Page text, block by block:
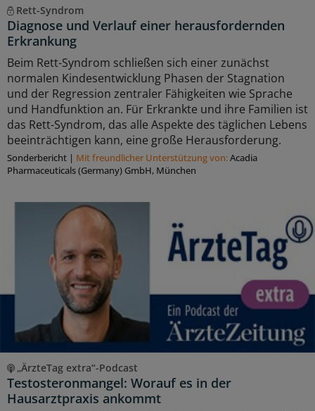
Rett-Syndrom
Diagnose und Verlauf einer herausfordernden
Erkrankung
Beim Rett-Syndrom schließen sich einer zunächst
normalen Kindesentwicklung Phasen der Stagnation
und der Regression zentraler Fähigkeiten wie Sprache
und Handfunktion an. Für Erkrankte und ihre Familien ist
das Rett-Syndrom, das alle Aspekte des täglichen Lebens
beeinträchtigen kann, eine große Herausforderung.
Sonderbericht | Mit freundlicher Unterstützung von:Acadia
Pharmaceuticals (Germany) GmbH, München
„ÄrzteTag extra“-Podcast
Testosteronmangel: Worauf es in der
Hausarztpraxis ankommt